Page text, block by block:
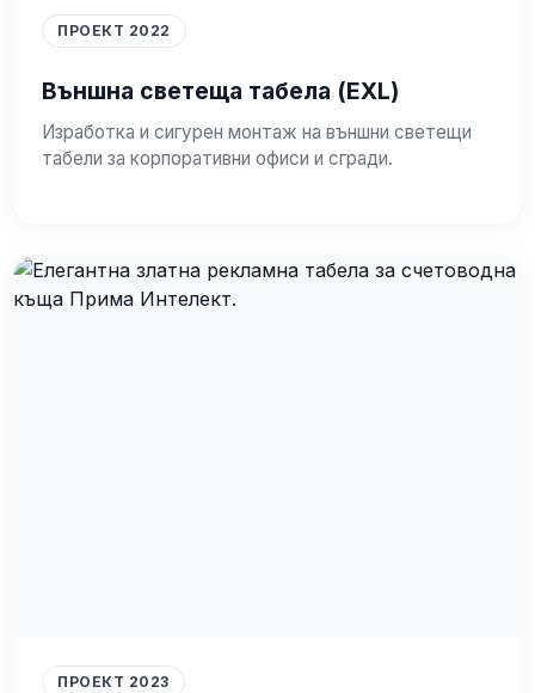
ПРОЕКТ 2022
Външна светеща табела (EXL)
Изработка и сигурен монтаж на външни светещи
табели за корпоративни офиси и сгради.
ПРОЕКТ 2023